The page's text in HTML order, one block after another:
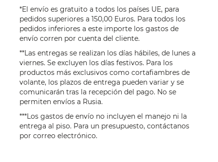
*El envío es gratuito a todos los países UE, para
pedidos superiores a 150,00 Euros. Para todos los
pedidos inferiores a este importe los gastos de
envío corren por cuenta del cliente.
**Las entregas se realizan los días hábiles, de lunes a
viernes. Se excluyen los días festivos. Para los
productos más exclusivos como cortafiambres de
volante, los plazos de entrega pueden variar y se
comunicarán tras la recepción del pago. No se
permiten envíos a Rusia.
***Los gastos de envío no incluyen el manejo ni la
entrega al piso. Para un presupuesto, contáctanos
por correo electrónico.